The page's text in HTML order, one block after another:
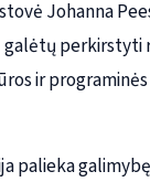
Johanna
perkirstyti
ir
palieka